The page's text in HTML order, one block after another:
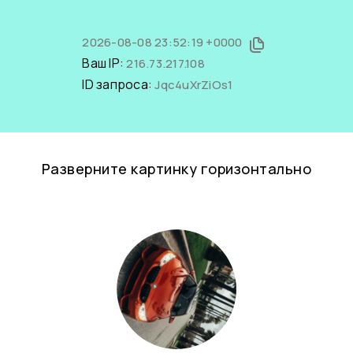
2026-08-08 23:52:19 +0000
Ваш IP:216.73.217.108
ID запроса:Jqc4uXrZiOs1
Разверните картинку горизонтально